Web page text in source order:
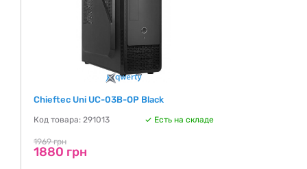
Chieftec Uni UC-03B-OP Black
Код товара: 291013 Есть на складе
1969 грн
1880 грн